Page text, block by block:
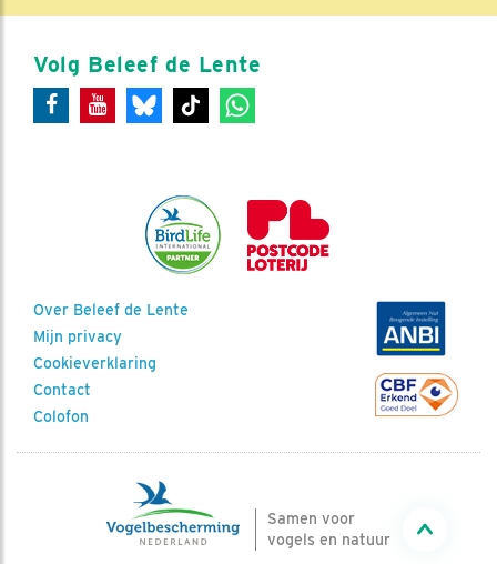
Volg Beleef de Lente
Over Beleef de Lente
Mijn privacy
Cookieverklaring
Contact
Colofon
Samen voor
vogels en natuur